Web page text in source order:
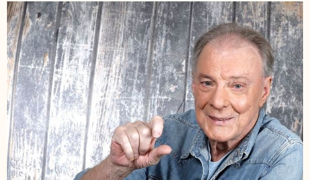
enregistrée le
17/03/2023, présentée
par M.Delormeau et
diffusée le 18/03/2023 -
Paris le 18/03/2023 - ©
Jack Tribeca /
Bestimage
parler de moi" pour
que les différentes
générations ne
l’oublient pas. Exclusif -
Portrait d'Herbert
Léonard à Paris, le 8
octobre 2024. © Cédric
Perrin/Bestimage